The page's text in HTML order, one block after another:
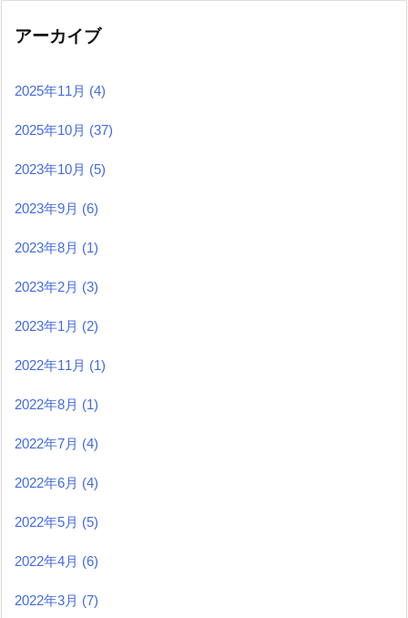
アーカイブ
2025年11月 (4)
2025年10月 (37)
2023年10月 (5)
2023年9月 (6)
2023年8月 (1)
2023年2月 (3)
2023年1月 (2)
2022年11月 (1)
2022年8月 (1)
2022年7月 (4)
2022年6月 (4)
2022年5月 (5)
2022年4月 (6)
2022年3月 (7)